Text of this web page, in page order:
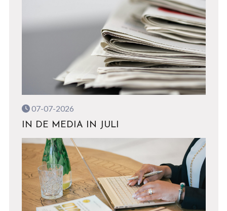
07-07-2026
IN DE MEDIA IN JULI